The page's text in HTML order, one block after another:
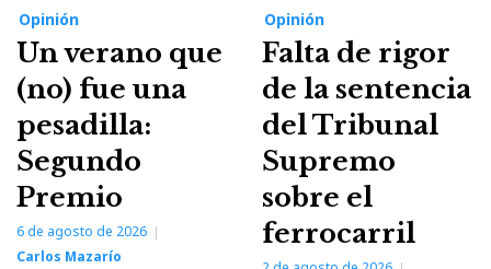
Opinión
Un verano que
(no) fue una
pesadilla:
Segundo
Premio
6 de agosto de 2026
Carlos Mazarío
Opinión
Falta de rigor
de la sentencia
del Tribunal
Supremo
sobre el
ferrocarril